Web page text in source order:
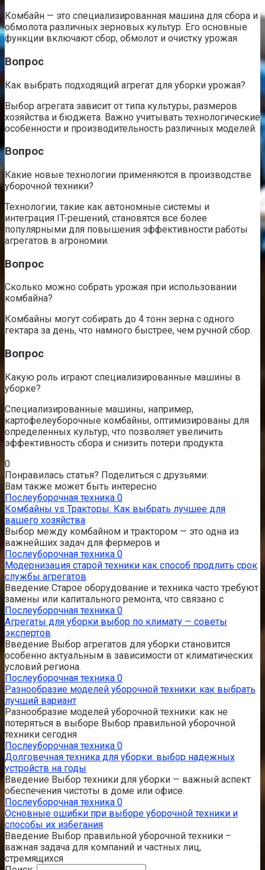
Комбайн — это специализированная машина для сбора и
обмолота различных зерновых культур. Его основные
функции включают сбор, обмолот и очистку урожая.
Вопрос
Как выбрать подходящий агрегат для уборки урожая?
Выбор агрегата зависит от типа культуры, размеров
хозяйства и бюджета. Важно учитывать технологические
особенности и производительность различных моделей.
Вопрос
Какие новые технологии применяются в производстве
уборочной техники?
Технологии, такие как автономные системы и
интеграция IT-решений, становятся все более
популярными для повышения эффективности работы
агрегатов в агрономии.
Вопрос
Сколько можно собрать урожая при использовании
комбайна?
Комбайны могут собирать до 4 тонн зерна с одного
гектара за день, что намного быстрее, чем ручной сбор.
Вопрос
Какую роль играют специализированные машины в
уборке?
Специализированные машины, например,
картофелеуборочные комбайны, оптимизированы для
определенных культур, что позволяет увеличить
эффективность сбора и снизить потери продукта.
0
Понравилась статья? Поделиться с друзьями:
Вам также может быть интересно
Послеуборочная техника 0
Комбайны vs Тракторы: Как выбрать лучшее для
вашего хозяйства
Выбор между комбайном и трактором — это одна из
важнейших задач для фермеров и
Послеуборочная техника 0
Модернизация старой техники как способ продлить срок
службы агрегатов
Введение Старое оборудование и техника часто требуют
замены или капитального ремонта, что связано с
Послеуборочная техника 0
Агрегаты для уборки выбор по климату — советы
экспертов
Введение Выбор агрегатов для уборки становится
особенно актуальным в зависимости от климатических
условий региона.
Послеуборочная техника 0
Разнообразие моделей уборочной техники: как выбрать
лучший вариант
Разнообразие моделей уборочной техники: как не
потеряться в выборе Выбор правильной уборочной
техники сегодня
Послеуборочная техника 0
Долговечная техника для уборки: выбор надежных
устройств на годы
Введение Выбор техники для уборки — важный аспект
обеспечения чистоты в доме или офисе.
Послеуборочная техника 0
Основные ошибки при выборе уборочной техники и
способы их избегания
Введение Выбор правильной уборочной техники –
важная задача для компаний и частных лиц,
стремящихся